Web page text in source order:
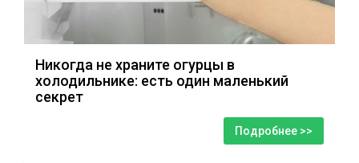
Никогда не храните огурцы в
холодильнике: есть один маленький
секрет
Подробнее >>